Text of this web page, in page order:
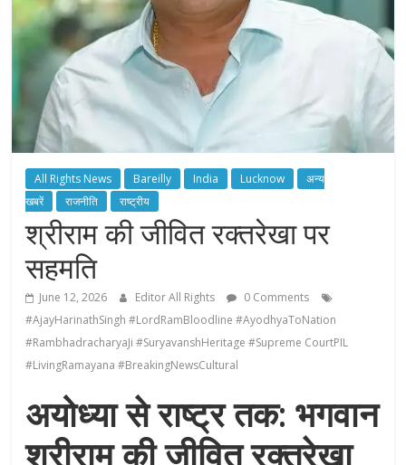
All Rights News Bareilly India Lucknow
अन्य
खबरें
राजनीति राष्ट्रीय
श्रीराम की जीवित रक्तरेखा पर
सहमति
June 12, 2026 Editor All Rights
0 Comments
#AjayHarinathSingh #LordRamBloodline #AyodhyaToNation
#RambhadracharyaJi #SuryavanshHeritage #Supreme CourtPIL
#LivingRamayana #BreakingNewsCultural
अयोध्या से राष्ट्र तक: भगवान
श्रीराम की जीवित रक्तरेखा